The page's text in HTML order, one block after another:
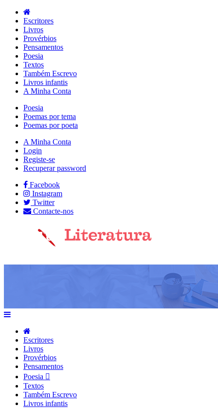
Escritores
Livros
Provérbios
Pensamentos
Poesia
Textos
Também Escrevo
Livros infantis
A Minha Conta
Poesia
Poemas por tema
Poemas por poeta
A Minha Conta
Login
Registe-se
Recuperar password
Facebook
Instagram
Twitter
Contacte-nos
Escritores
Livros
Provérbios
Pensamentos
Poesia
Textos
Também Escrevo
Livros infantis